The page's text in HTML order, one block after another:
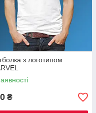
з логотипом
₴